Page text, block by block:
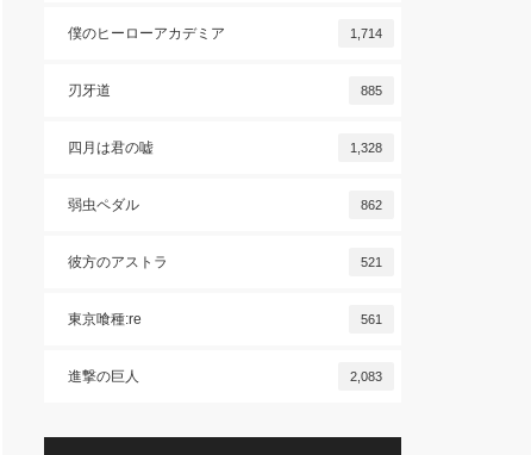
僕のヒーローアカデミア 1,714
刃牙道 885
四月は君の嘘 1,328
弱虫ペダル 862
彼方のアストラ 521
東京喰種:re 561
進撃の巨人 2,083